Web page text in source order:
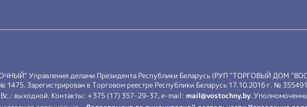
Управления делами Президента Республики Беларусь (РУП "ТОРГОВЫЙ ДОМ
Зарегистрирован в Торговом реестре Республики Беларусь 17.10.2016 г. №
выходной. Контакты: +375 (17) 357-29-37, e-mail: mail@vostochny.by.